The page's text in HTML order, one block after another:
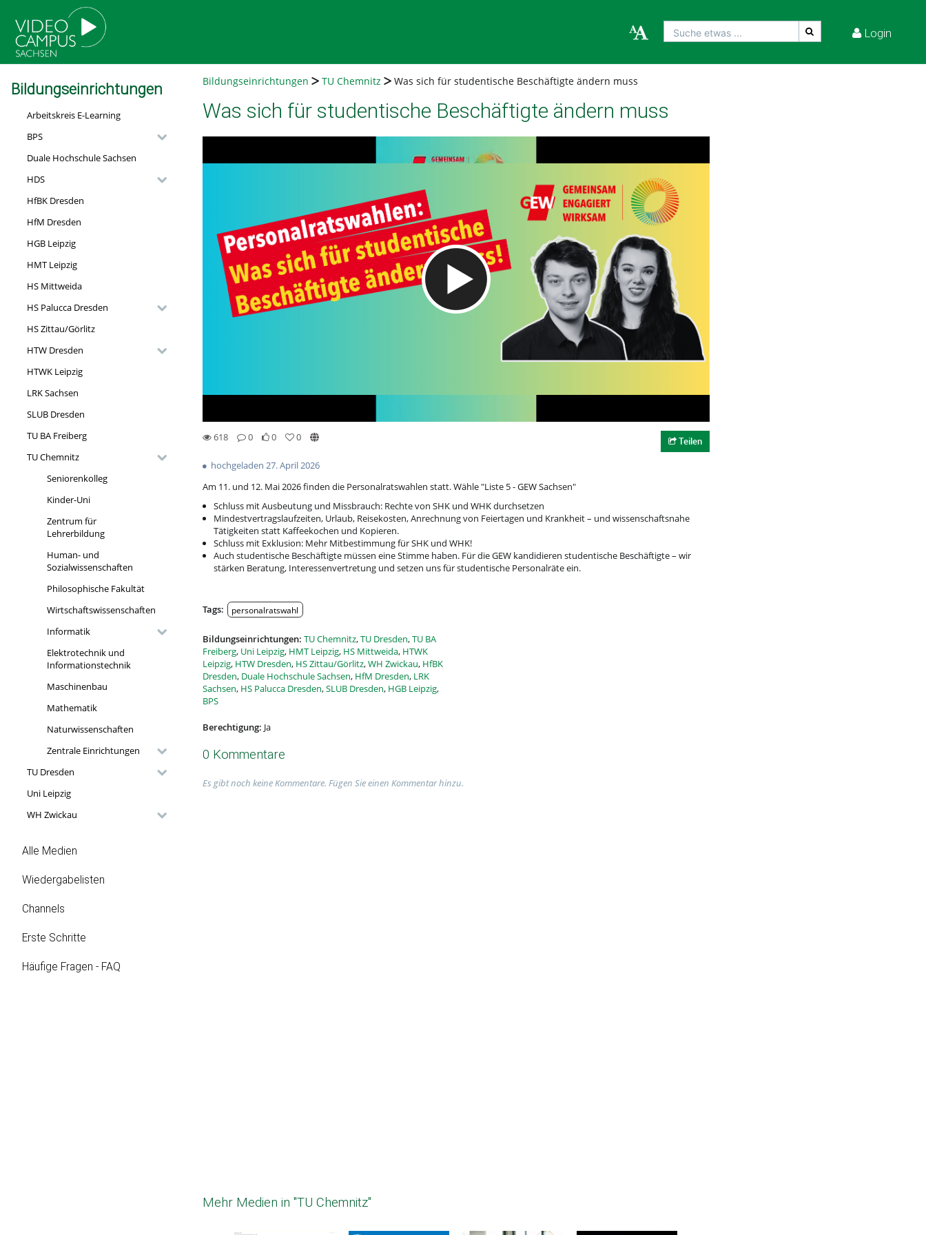
Suche etwas ... Login
Bildungseinrichtungen
Arbeitskreis E-Learning
BPS
Duale Hochschule Sachsen
HDS
HfBK Dresden
HfM Dresden
HGB Leipzig
HMT Leipzig
HS Mittweida
HS Palucca Dresden
HS Zittau/Görlitz
HTW Dresden
HTWK Leipzig
LRK Sachsen
SLUB Dresden
TU BA Freiberg
TU Chemnitz
Seniorenkolleg
Kinder-Uni
Zentrum für
Lehrerbildung
Human- und
Sozialwissenschaften
Philosophische Fakultät
Wirtschaftswissenschaften
Informatik
Elektrotechnik und
Informationstechnik
Maschinenbau
Mathematik
Naturwissenschaften
Zentrale Einrichtungen
TU Dresden
Uni Leipzig
WH Zwickau
Alle Medien
Wiedergabelisten
Channels
Erste Schritte
Häufige Fragen - FAQ
Bildungseinrichtungen TU Chemnitz Was sich für studentische Beschäftigte ändern muss
Was sich für studentische Beschäftigte ändern muss
Video abspielen
618
0
0
0
Teilen
hochgeladen 27. April 2026
Am 11. und 12. Mai 2026 finden die Personalratswahlen statt. Wähle "Liste 5 - GEW Sachsen"
Schluss mit Ausbeutung und Missbrauch: Rechte von SHK und WHK durchsetzen
Mindestvertragslaufzeiten, Urlaub, Reisekosten, Anrechnung von Feiertagen und Krankheit – und wissenschaftsnahe
Tätigkeiten statt Kaffeekochen und Kopieren.
Schluss mit Exklusion: Mehr Mitbestimmung für SHK und WHK!
Auch studentische Beschäftigte müssen eine Stimme haben. Für die GEW kandidieren studentische Beschäftigte – wir
stärken Beratung, Interessenvertretung und setzen uns für studentische Personalräte ein.
Tags: personalratswahl
Bildungseinrichtungen: TU Chemnitz,TU Dresden,TU BA
Freiberg, Uni Leipzig, HMT Leipzig, HS Mittweida, HTWK
Leipzig, HTW Dresden, HS Zittau/Görlitz,WH Zwickau, HfBK
Dresden, Duale Hochschule Sachsen, HfM Dresden, LRK
Sachsen, HS Palucca Dresden,SLUB Dresden, HGB Leipzig,
BPS
Berechtigung: Ja
0 Kommentare
Es gibt noch keine Kommentare. Fügen Sie einen Kommentar hinzu.
Mehr Medien in "TU Chemnitz"